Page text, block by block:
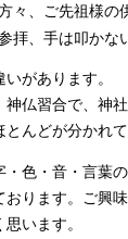
々、ご先祖様の
拝、手は叩かな
があります。
神仏習合で、神
んどが分かれて
・色・音・言葉
おります。ご興
います。